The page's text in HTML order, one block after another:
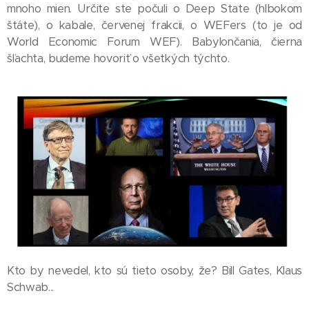
mnoho mien. Určite ste počuli o Deep State (hlbokom
štáte), o kabale, červenej frakcii, o WEFers (to je od
World Economic Forum WEF). Babylončania, čierna
šľachta, budeme hovoriť o všetkých týchto.
Kto by nevedel, kto sú tieto osoby, že? Bill Gates, Klaus
Schwab...